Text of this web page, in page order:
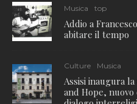
Musica top
Addio a
abitare il tempo
Culture Musica
Assisi inaugura
and Hope,